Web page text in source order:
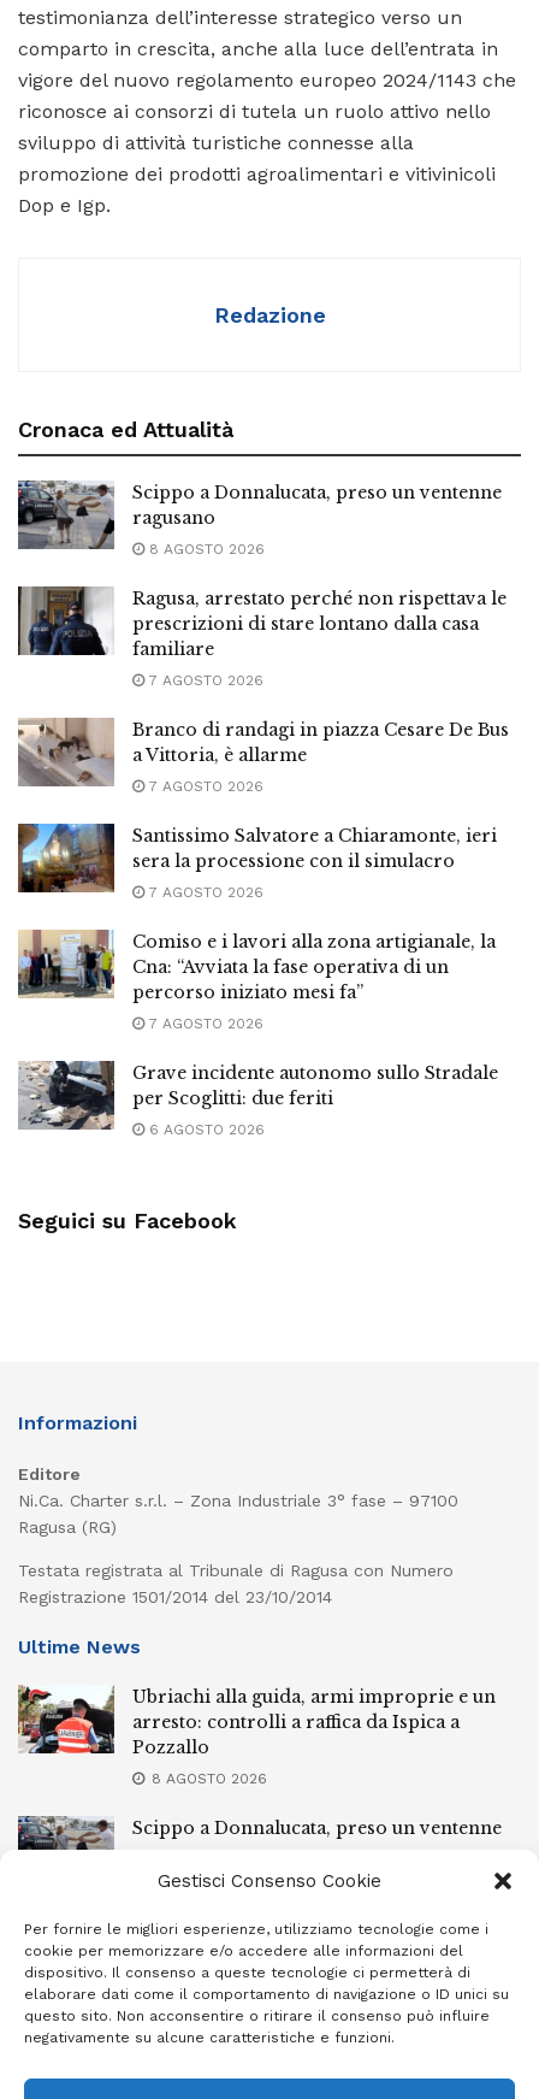
Gestisci Consenso Cookie
Per fornire le migliori esperienze, utilizziamo tecnologie come i
cookie per memorizzare e/o accedere alle informazioni del
dispositivo. Il consenso a queste tecnologie ci permetterà di
elaborare dati come il comportamento di navigazione o ID unici su
questo sito. Non acconsentire o ritirare il consenso può influire
negativamente su alcune caratteristiche e funzioni.
testimonianza dell’interesse strategico verso un
comparto in crescita, anche alla luce dell’entrata in
vigore del nuovo regolamento europeo 2024/1143 che
riconosce ai consorzi di tutela un ruolo attivo nello
sviluppo di attività turistiche connesse alla
promozione dei prodotti agroalimentari e vitivinicoli
Dop e Igp.
Redazione
Cronaca ed Attualità
Scippo a Donnalucata, preso un ventenne
ragusano
8 AGOSTO 2026
Ragusa, arrestato perché non rispettava le
prescrizioni di stare lontano dalla casa
familiare
7 AGOSTO 2026
Branco di randagi in piazza Cesare De Bus
a Vittoria, è allarme
7 AGOSTO 2026
Santissimo Salvatore a Chiaramonte, ieri
sera la processione con il simulacro
7 AGOSTO 2026
Comiso e i lavori alla zona artigianale, la
Cna: “Avviata la fase operativa di un
percorso iniziato mesi fa”
7 AGOSTO 2026
Grave incidente autonomo sullo Stradale
per Scoglitti: due feriti
6 AGOSTO 2026
Seguici su Facebook
Informazioni
Editore
Ni.Ca. Charter s.r.l. – Zona Industriale 3° fase – 97100
Ragusa (RG)
Testata registrata al Tribunale di Ragusa con Numero
Registrazione 1501/2014 del 23/10/2014
Ultime News
Ubriachi alla guida, armi improprie e un
arresto: controlli a raffica da Ispica a
Pozzallo
8 AGOSTO 2026
Scippo a Donnalucata, preso un ventenne
8 AGOSTO 2026
Ragusa, arrestato perché non rispettava le
prescrizioni di stare lontano dalla casa
familiare
7 AGOSTO 2026